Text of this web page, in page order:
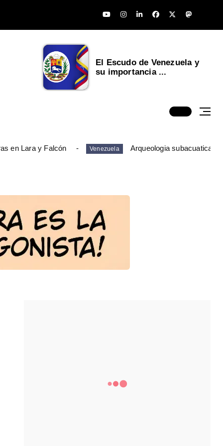
El Escudo de Venezuela y
su importancia ...
en Lara y Falcón Venezuela Arqueologia subacuatica